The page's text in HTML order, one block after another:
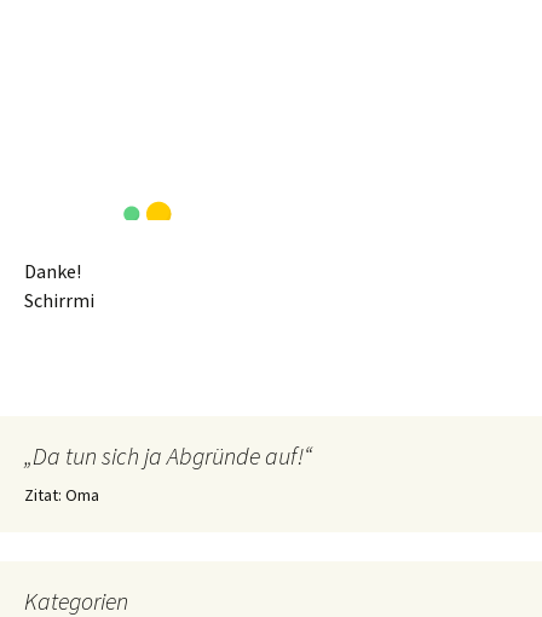
Danke!
Schirrmi
„Da tun sich ja Abgründe auf!“
Zitat: Oma
Kategorien